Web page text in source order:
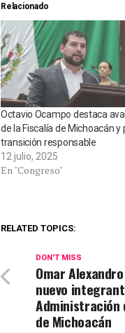
Relacionado
Octavio Ocampo destaca
de la Fiscalía de Michoacán y
transición responsable
12 julio, 2025
En "Congreso"
RELATED TOPICS:
DON'T MISS
Omar
nuevo
Administración
de Michoacán